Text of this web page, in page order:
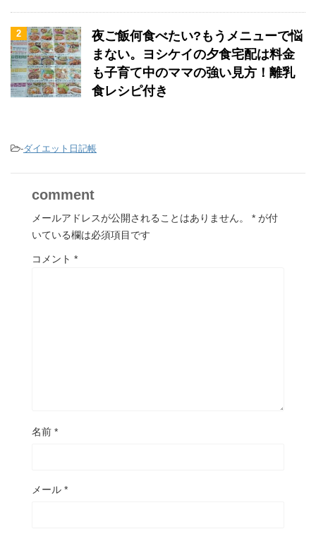
2
夜ご飯何食べたい?もうメニューで悩
まない。ヨシケイの夕食宅配は料金
も子育て中のママの強い見方！離乳
食レシピ付き
-ダイエット日記帳
comment
メールアドレスが公開されることはありません。 * が付
いている欄は必須項目です
コメント *
名前 *
メール *